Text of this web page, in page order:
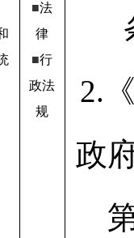
■法
律
■行
政法
规
2.
政